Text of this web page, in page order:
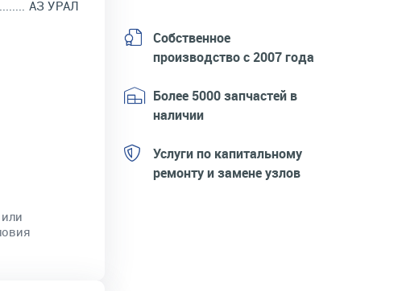
АЗ УРАЛ
Собственное
производство с 2007 года
Более 5000 запчастей в
наличии
Услуги по капитальному
ремонту и замене узлов